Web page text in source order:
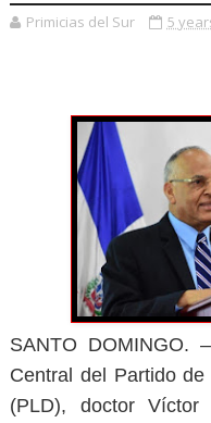
Primicias del Sur 5
SANTO DOMINGO.
Central del Partido
(PLD), doctor Víctor